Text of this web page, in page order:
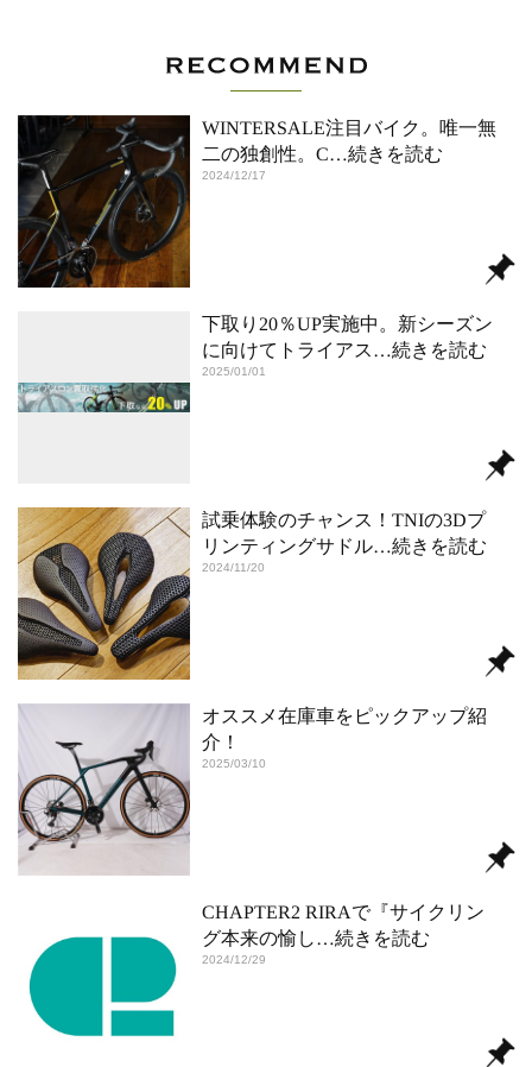
WINTERSALE注目バイク。唯一無
二の独創性。C…続きを読む
2024/12/17
下取り20％UP実施中。新シーズン
に向けてトライアス …続きを読む
2025/01/01
試乗体験のチャンス！TNIの3Dプ
リンティングサドル…続きを読む
2024/11/20
オススメ在庫車をピックアップ紹
介！
2025/03/10
CHAPTER2 RIRAで『サイクリン
グ本来の愉し …続きを読む
2024/12/29